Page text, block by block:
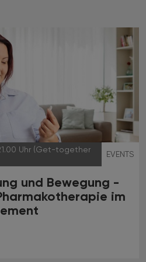
Uhr (Get-together
EVENTS
und Bewegung -
im